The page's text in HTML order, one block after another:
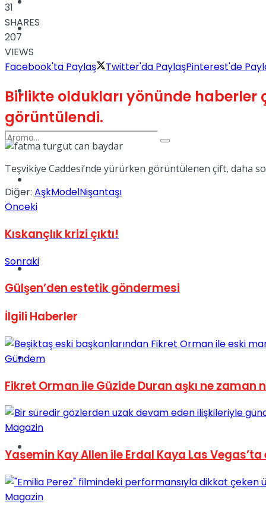
Dünya
Müzik
Sinema
Tatil
Podcast
No Result
View All Result
31
SHARES
207
VIEWS
Facebook'ta Paylaş
Twitter'da PaylaşPinterest'de
Birlikte oldukları yönünde haberler
görüntülendi.
Teşvikiye Caddesi’nde yürürken görüntülenen çift, daha
Diğer: AşkModelNişantaşı
Önceki
Kıskançlık krizi çıktı!
Sonraki
Gülşen’den estetik göndermesi
İlgili Haberler
Gündem
Fikret Orman ile Güzide Duran aşkı ne zaman
Magazin
Yasemin Kay Allen ile Erdal Kaya Las Vegas’ta
Magazin